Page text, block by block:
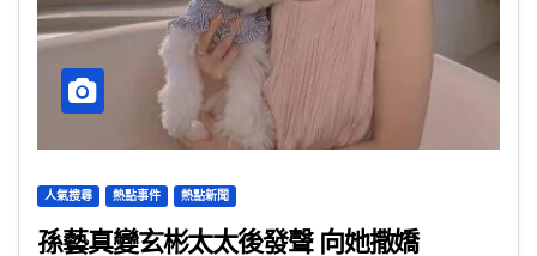
人氣搜尋 熱點事件 熱點新聞
孫藝真變玄彬太太後發聲 向她撒嬌